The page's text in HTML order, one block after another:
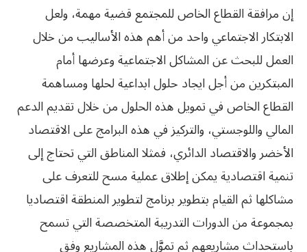
إن مرافقة القطاع الخاص للمجتمع قضية مهمة، ولعل
الابتكار الاجتماعي واحد من أهم هذه الأساليب من خلال
العمل للبحث عن المشاكل الاجتماعية وعرضها أمام
المبتكرين من أجل ايجاد حلول ابداعية لحلها ومساهمة
القطاع الخاص في تمويل هذه الحلول من خلال تقديم الدعم
المالي واللوجستي، والتركيز في هذه البرامج على الاقتصاد
الأخضر والاقتصاد الدائري، فمثلا المناطق التي تحتاج إلى
تنمية اقتصادية يمكن إطلاق عملية مسح للتعرف على
مشاكلها ثم القيام بتطوير برنامج لتطوير المنطقة اقتصاديا
بمجموعة من الدورات التدريبة المتخصصة التي تسمح
باستحداث مشاريعهم ثم تموَّل هذه المشاريع وفق